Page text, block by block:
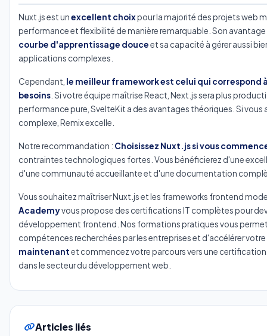
Nuxt.js est unexcellent choixpour la majorité des projets web
performance et flexibilité de manière remarquable. Son avantage
courbe d'apprentissage douceet sa capacité à gérer aussi
applications complexes.
Cependant, le meilleur framework est celui qui correspond
besoins. Si votre équipe maîtrise React, Next.js sera plus
performance pure, SvelteKit a des avantages théoriques. Si vous
complexe, Remix excelle.
Notre recommandation : Choisissez Nuxt.js si vous
contraintes technologiques fortes. Vous bénéficierez d'une
d'une communauté accueillante et d'une documentation
Vous souhaitez maîtriser Nuxt.js et les frameworks frontend
Academyvous propose des certifications IT complètes pour
développement frontend. Nos formations pratiques vous
compétences recherchées par les entreprises et d'accélérer
maintenantet commencez votre parcours vers une
dans le secteur du développement web.
Articles liés